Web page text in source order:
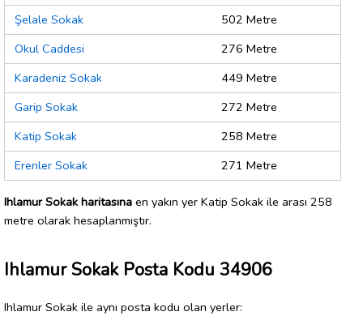
Şelale Sokak
502 Metre
Okul Caddesi
276 Metre
Karadeniz Sokak
449 Metre
Garip Sokak
272 Metre
Katip Sokak
258 Metre
Erenler Sokak
271 Metre
Ihlamur Sokak haritasına en yakın yer Katip Sokak ile arası 258
metre olarak hesaplanmıştır.
Ihlamur Sokak Posta Kodu 34906
Ihlamur Sokak ile aynı posta kodu olan yerler: